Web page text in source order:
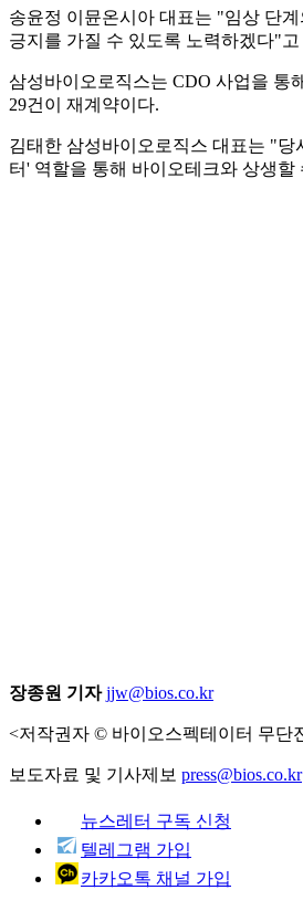
송윤정 이뮨온시아 대표는 "임상 단
긍지를 가질 수 있도록 노력하겠다"고
삼성바이오로직스는 CDO 사업을 통
29건이 재계약이다.
김태한 삼성바이오로직스 대표는 "당
터' 역할을 통해 바이오테크와 상생
장종원 기자 jjw@bios.co.kr
<저작권자 © 바이오스펙테이터 무단
보도자료 및 기사제보 press@bios.co.kr
뉴스레터 구독 신청
텔레그램 가입
카카오톡 채널 가입